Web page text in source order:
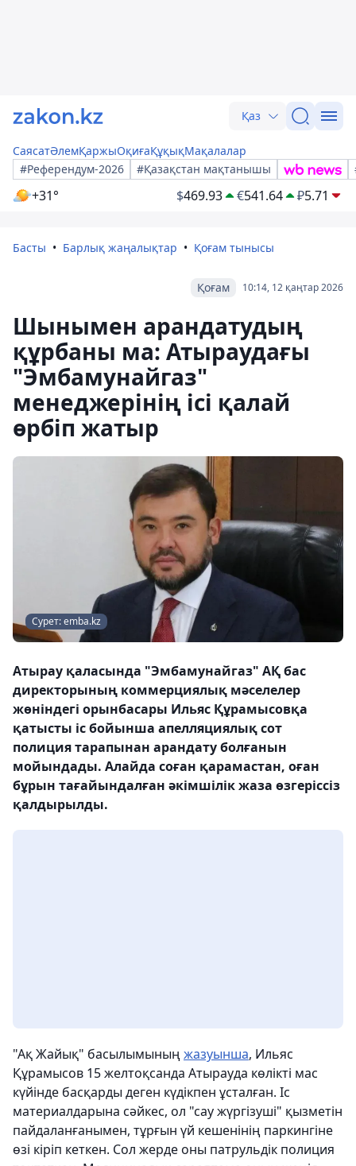
Қаз
СаясатӘлемҚаржыОқиғаҚұқықМақалалар
#Референдум-2026
#Қазақстан мақтанышы
+31° $469.93 €541.64 ₽5.71
Басты Барлық жаңалықтар Қоғам тынысы
10:14, 12 қаңтар 2026
Қоғам
Шынымен арандатудың
құрбаны ма: Атыраудағы
"Эмбамунайгаз"
менеджерінің ісі қалай
өрбіп жатыр
Сурет: emba.kz
Атырау қаласында "Эмбамунайгаз" АҚ бас
директорының коммерциялық мәселелер
жөніндегі орынбасары Ильяс Құрамысовқа
қатысты іс бойынша апелляциялық сот
полиция тарапынан арандату болғанын
мойындады. Алайда соған қарамастан, оған
бұрын тағайындалған әкімшілік жаза өзгеріссіз
қалдырылды.
"Ақ Жайық" басылымының жазуынша, Ильяс
Құрамысов 15 желтоқсанда Атырауда көлікті мас
күйінде басқарды деген күдікпен ұсталған. Іс
материалдарына сәйкес, ол "сау жүргізуші" қызметін
пайдаланғанымен, тұрғын үй кешенінің паркингіне
өзі кіріп кеткен. Сол жерде оны патрульдік полиция